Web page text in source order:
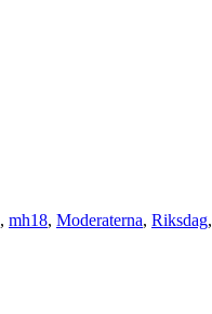
, mh18, Moderaterna, Riksdag,